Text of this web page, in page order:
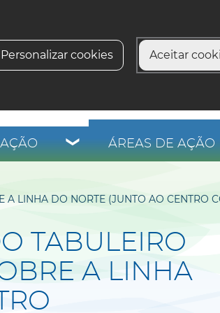
Personalizar cookies Aceitar
ÁREAS DE AÇÃO
LINHA DO NORTE (JUNTO AO CENTRO
TABULEIRO
A LINHA